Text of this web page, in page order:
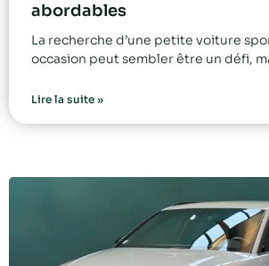
abordables
La recherche d’une petite voiture
occasion peut sembler être un défi,
Lire la suite »